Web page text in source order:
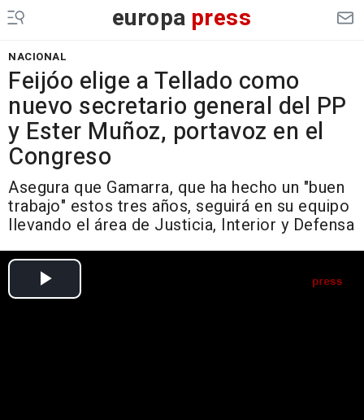
europa press
NACIONAL
Feijóo elige a Tellado como
nuevo secretario general del PP
y Ester Muñoz, portavoz en el
Congreso
Asegura que Gamarra, que ha hecho un "buen
trabajo" estos tres años, seguirá en su equipo
llevando el área de Justicia, Interior y Defensa